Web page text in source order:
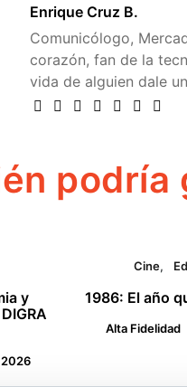
Enrique Cruz B.
Comunicólogo,
corazón, fan de la
vida de alguien dale
podría
y
2026
Cine
1986: El año
Alta Fidelidad